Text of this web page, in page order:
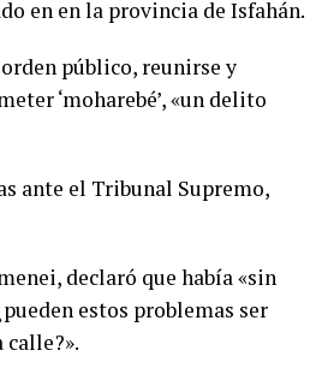
en en la provincia de Isfahán.
público, reunirse y
‘moharebé’, «un delito
ante el Tribunal Supremo,
declaró que había «sin
estos problemas ser